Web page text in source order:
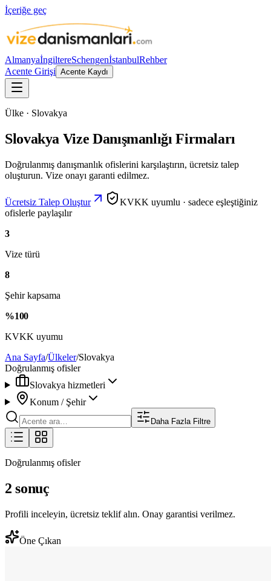
İçeriğe geç
AlmanyaİngiltereSchengenİstanbulRehber
Acente Girişi Acente Kaydı
Ülke · Slovakya
Slovakya Vize Danışmanlığı Firmaları
Doğrulanmış danışmanlık ofislerini karşılaştırın, ücretsiz talep
oluşturun. Vize onayı garanti edilmez.
Ücretsiz Talep Oluştur
KVKK uyumlu · sadece eşleştiğiniz
ofislerle paylaşılır
3
Vize türü
8
Şehir kapsama
%100
KVKK uyumu
Ana Sayfa/Ülkeler/Slovakya
Doğrulanmış ofisler
Slovakya hizmetleri
Konum / Şehir
Daha Fazla Filtre
Doğrulanmış ofisler
2 sonuç
Profili inceleyin, ücretsiz teklif alın. Onay garantisi verilmez.
Öne Çıkan